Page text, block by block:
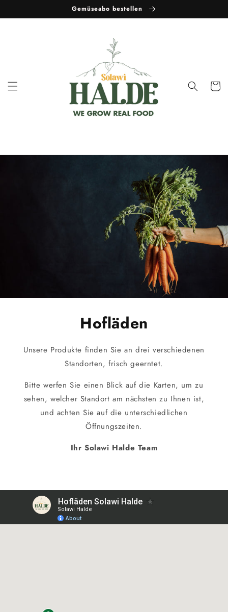
ai contenuti
Gemüseabo bestellen
Carrello
Hofläden
Unsere Produkte finden Sie an drei verschiedenen
Standorten, frisch geerntet.
Bitte werfen Sie einen Blick auf die Karten, um zu
sehen, welcher Standort am nächsten zu Ihnen ist,
und achten Sie auf die unterschiedlichen
Öffnungszeiten.
Ihr Solawi Halde Team